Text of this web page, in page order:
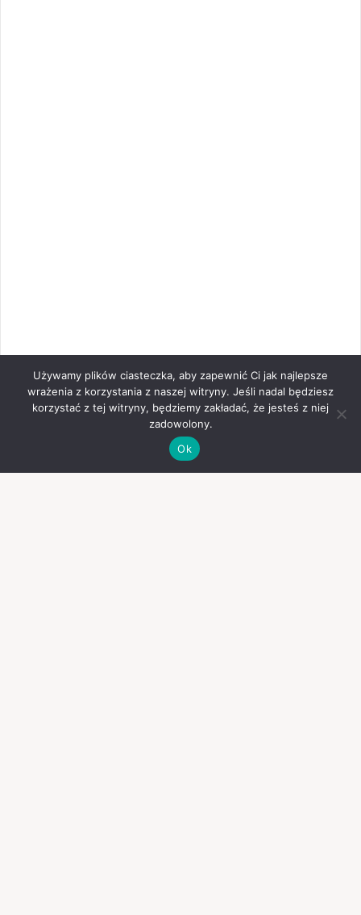
Używamy plików ciasteczka, aby zapewnić Ci jak najlepsze
wrażenia z korzystania z naszej witryny. Jeśli nadal będziesz
korzystać z tej witryny, będziemy zakładać, że jesteś z niej
zadowolony.
Ok